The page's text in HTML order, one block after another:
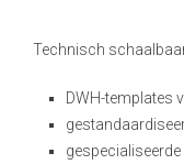
Technisch
DWH-templates